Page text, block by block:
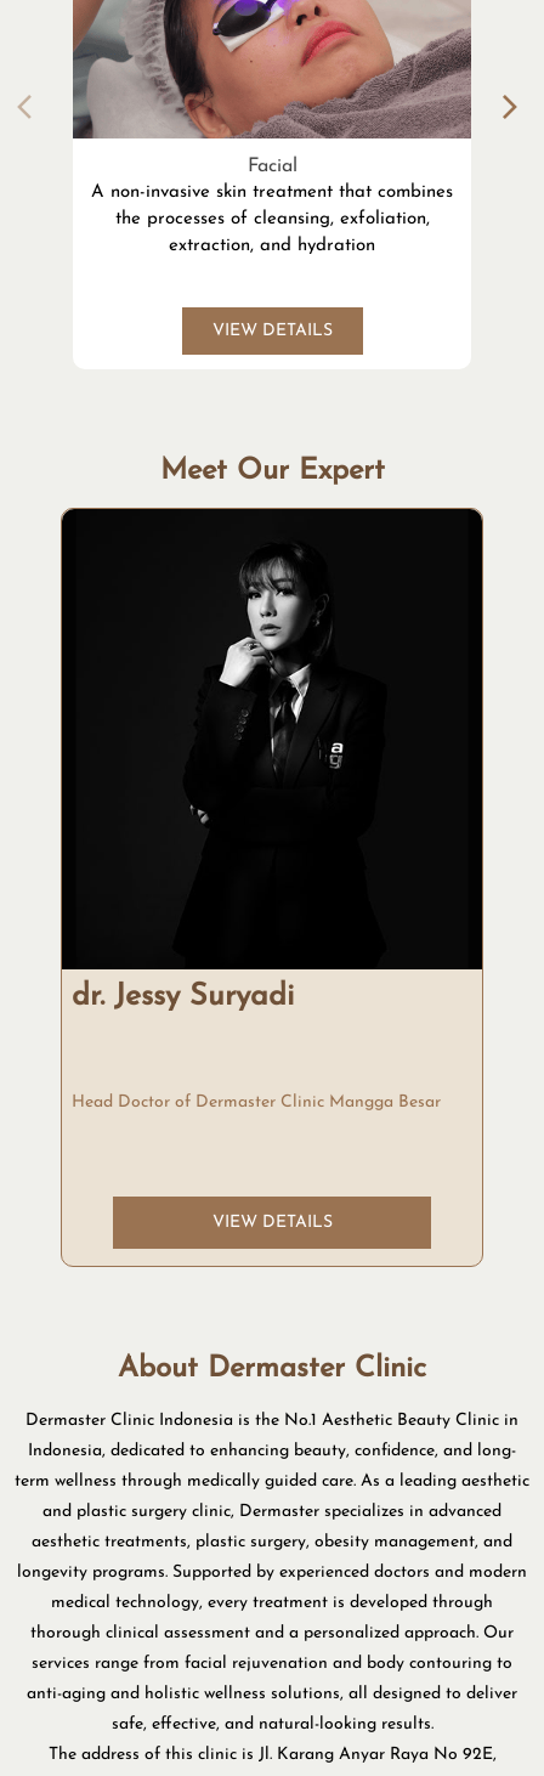
Facial
A non-invasive skin treatment that combines
the processes of cleansing, exfoliation,
extraction, and hydration
VIEW DETAILS
Meet Our Expert
dr. Jessy Suryadi
Head Doctor of Dermaster Clinic Mangga Besar
VIEW DETAILS
About Dermaster Clinic
Dermaster Clinic Indonesia is the No.1 Aesthetic Beauty Clinic in
Indonesia, dedicated to enhancing beauty, confidence, and long-
term wellness through medically guided care. As a leading aesthetic
and plastic surgery clinic, Dermaster specializes in advanced
aesthetic treatments, plastic surgery, obesity management, and
longevity programs. Supported by experienced doctors and modern
medical technology, every treatment is developed through
thorough clinical assessment and a personalized approach. Our
services range from facial rejuvenation and body contouring to
anti-aging and holistic wellness solutions, all designed to deliver
safe, effective, and natural-looking results.
The address of this clinic is Jl. Karang Anyar Raya No 92E,